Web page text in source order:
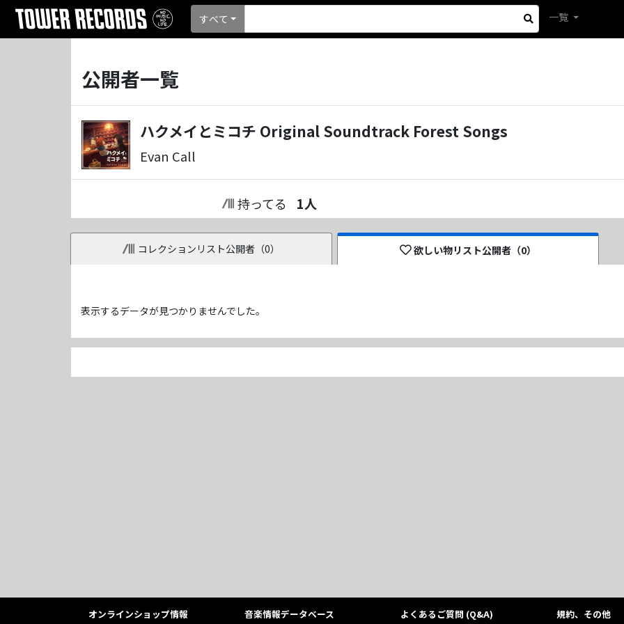
すべて 一覧
公開者一覧
ハクメイとミコチ Original Soundtrack Forest Songs
Evan Call
持ってる 1人
コレクションリスト公開者（0） 欲しい物リスト公開者（0）
表示するデータが見つかりませんでした。
オンラインショップ情報 音楽情報データベース よくあるご質問 (Q&A) 規約、その他